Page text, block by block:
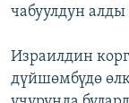
чабуулдун
Израилдин
дүйшөмбүдө